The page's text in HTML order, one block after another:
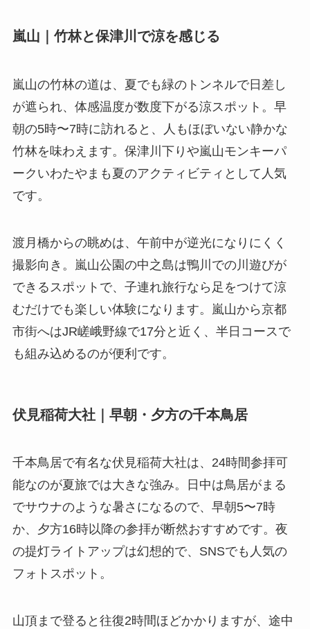
嵐山｜竹林と保津川で涼を感じる
嵐山の竹林の道は、夏でも緑のトンネルで日差し
が遮られ、体感温度が数度下がる涼スポット。早
朝の5時〜7時に訪れると、人もほぼいない静かな
竹林を味わえます。保津川下りや嵐山モンキーパ
ークいわたやまも夏のアクティビティとして人気
です。
渡月橋からの眺めは、午前中が逆光になりにくく
撮影向き。嵐山公園の中之島は鴨川での川遊びが
できるスポットで、子連れ旅行なら足をつけて涼
むだけでも楽しい体験になります。嵐山から京都
市街へはJR嵯峨野線で17分と近く、半日コースで
も組み込めるのが便利です。
伏見稲荷大社｜早朝・夕方の千本鳥居
千本鳥居で有名な伏見稲荷大社は、24時間参拝可
能なのが夏旅では大きな強み。日中は鳥居がまる
でサウナのような暑さになるので、早朝5〜7時
か、夕方16時以降の参拝が断然おすすめです。夜
の提灯ライトアップは幻想的で、SNSでも人気の
フォトスポット。
山頂まで登ると往復2時間ほどかかりますが、途中